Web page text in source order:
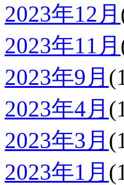
2023年12月
2023年11月
2023年9月
2023年4月
2023年3月
2023年1月